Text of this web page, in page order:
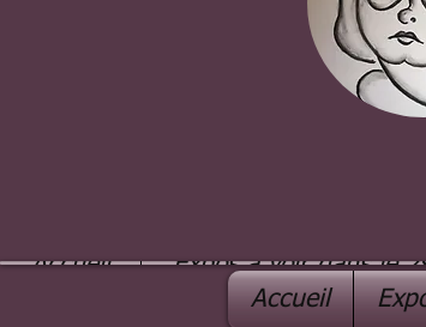
Accueil Expos à voir dans le
Accueil